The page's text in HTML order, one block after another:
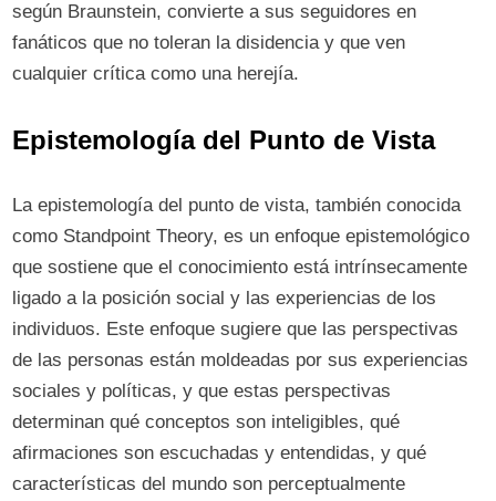
según Braunstein, convierte a sus seguidores en
fanáticos que no toleran la disidencia y que ven
cualquier crítica como una herejía.
Epistemología del Punto de Vista
La epistemología del punto de vista, también conocida
como Standpoint Theory, es un enfoque epistemológico
que sostiene que el conocimiento está intrínsecamente
ligado a la posición social y las experiencias de los
individuos. Este enfoque sugiere que las perspectivas
de las personas están moldeadas por sus experiencias
sociales y políticas, y que estas perspectivas
determinan qué conceptos son inteligibles, qué
afirmaciones son escuchadas y entendidas, y qué
características del mundo son perceptualmente